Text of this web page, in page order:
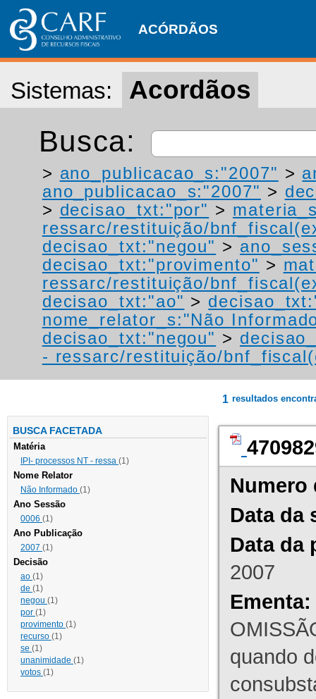
ACÓRDÃOS
Sistemas: Acordãos
Busca:
> ano_publicacao_s:"2007" >
ano_publicacao_s:"2007" >
> decisao_txt:"por" >
ressarc/restituição/
decisao_txt:"negou" >
decisao_txt:"provimento" >
ressarc/restituição/
decisao_txt:"ao" >
nome_relator_s:"Não
decisao_txt:"negou" >
- ressarc/restituição/
BUSCA FACETADA
Matéria
IPI- processos NT - ressa (1)
Nome Relator
Não Informado (1)
Ano Sessão
0006 (1)
Ano Publicação
2007 (1)
Decisão
ao (1)
de (1)
negou (1)
por (1)
provimento (1)
recurso (1)
se (1)
unanimidade (1)
votos (1)
1 resultados
Numero
Data da
Data da
2007
Ementa:
quando